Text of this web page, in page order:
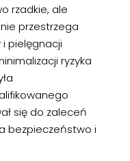
rzadkie, ale
przestrzega
pielęgnacji
ryzyka
się do zaleceń
bezpieczeństwo i